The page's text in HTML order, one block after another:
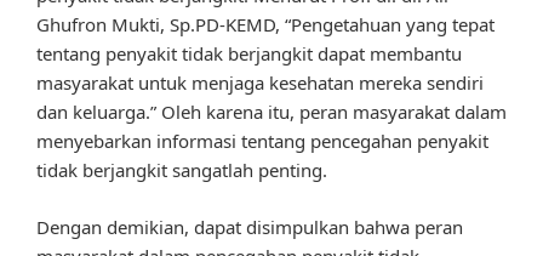
Ghufron Mukti, Sp.PD-KEMD, “Pengetahuan yang tepat
tentang penyakit tidak berjangkit dapat membantu
masyarakat untuk menjaga kesehatan mereka sendiri
dan keluarga.” Oleh karena itu, peran masyarakat dalam
menyebarkan informasi tentang pencegahan penyakit
tidak berjangkit sangatlah penting.
Dengan demikian, dapat disimpulkan bahwa peran